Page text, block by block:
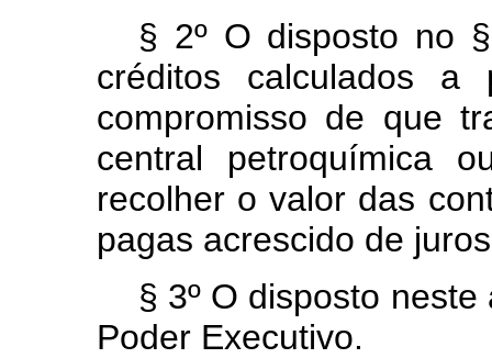
§ 2º O disposto no
créditos calculados
compromisso de que
central petroquímica
recolher o valor das
pagas acrescido de
§ 3º O disposto
Poder Executivo.